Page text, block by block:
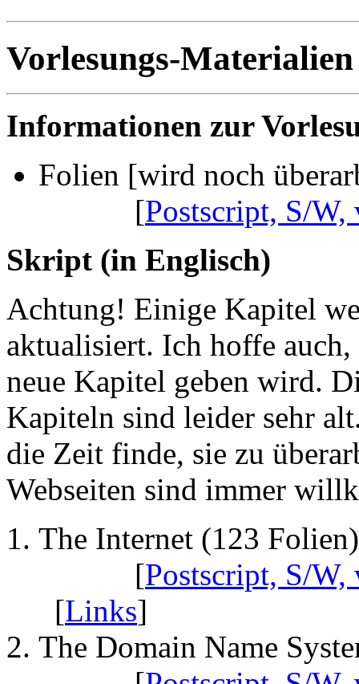
Vorlesungs-Materialien
Informationen zur
Folien [wird noch
[Postscript, S/
Skript (in Englisch)
Achtung! Einige Kapitel
aktualisiert. Ich hoffe auch,
neue Kapitel geben wird.
Kapiteln sind leider sehr
die Zeit finde, sie zu
Webseiten sind immer
The Internet (123 Folien)
[Postscript, S/
[Links]
The Domain Name